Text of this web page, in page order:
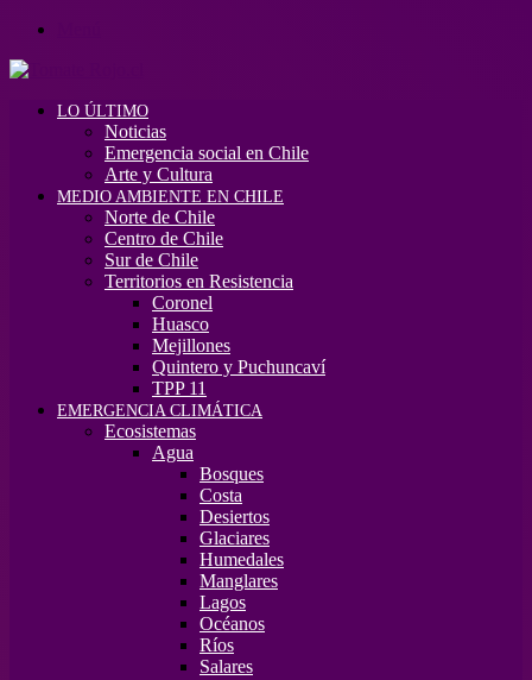
LO ÚLTIMO
Noticias
Emergencia social en Chile
Arte y Cultura
MEDIO AMBIENTE EN CHILE
Norte de Chile
Centro de Chile
Sur de Chile
Territorios en Resistencia
Coronel
Huasco
Mejillones
Quintero y Puchuncaví
TPP 11
EMERGENCIA CLIMÁTICA
Ecosistemas
Agua
Bosques
Costa
Desiertos
Glaciares
Humedales
Manglares
Lagos
Océanos
Ríos
Salares